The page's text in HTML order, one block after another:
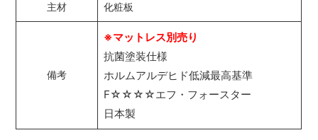
主材 化粧板
備考
※マットレス別売り
抗菌塗装仕様
ホルムアルデヒド低減最高基準
F☆☆☆☆エフ・フォースター
日本製